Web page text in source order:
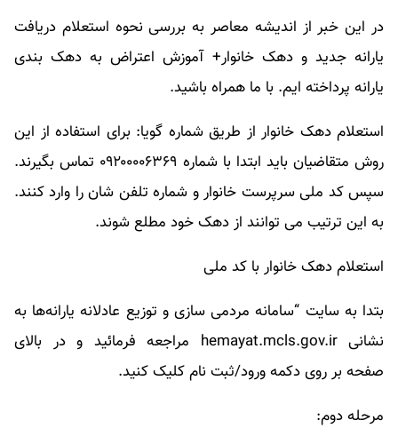
در این خبر از اندیشه معاصر به بررسی نحوه استعلام دریافت
یارانه جدید و دهک خانوار+ آموزش اعتراض به دهک بندی
یارانه پرداخته ایم. با ما همراه باشید.
استعلام دهک خانوار از طریق شماره گویا: برای استفاده از این
روش متقاضیان باید ابتدا با شماره ۰۹۲۰۰۰۰۶۳۶۹ تماس بگیرند.
سپس کد ملی سرپرست خانوار و شماره تلفن شان را وارد کنند.
به این ترتیب می توانند از دهک خود مطلع شوند.
استعلام دهک خانوار با کد ملی​
بتدا به سایت “سامانه مردمی سازی و توزیع عادلانه یارانه‌ها به
نشانی hemayat.mcls.gov.ir مراجعه فرمائید و در بالای
صفحه بر روی دکمه ورود/ثبت نام کلیک کنید.
مرحله دوم: